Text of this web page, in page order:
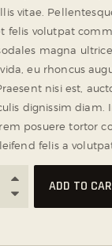
vitae.
felis volutpat
magna
eu rhoncus
nisi est,
dignissim diam.
posuere tortor
felis a
ADD TO